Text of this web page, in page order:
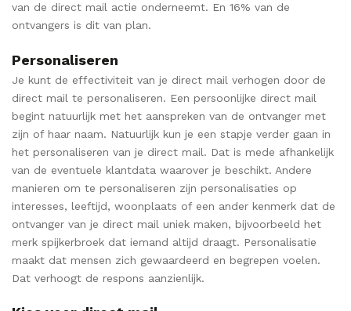
van de direct mail actie onderneemt. En 16% van de
ontvangers is dit van plan.
Personaliseren
Je kunt de effectiviteit van je direct mail verhogen door de
direct mail te personaliseren. Een persoonlijke direct mail
begint natuurlijk met het aanspreken van de ontvanger met
zijn of haar naam. Natuurlijk kun je een stapje verder gaan in
het personaliseren van je direct mail. Dat is mede afhankelijk
van de eventuele klantdata waarover je beschikt. Andere
manieren om te personaliseren zijn personalisaties op
interesses, leeftijd, woonplaats of een ander kenmerk dat de
ontvanger van je direct mail uniek maken, bijvoorbeeld het
merk spijkerbroek dat iemand altijd draagt. Personalisatie
maakt dat mensen zich gewaardeerd en begrepen voelen.
Dat verhoogt de respons aanzienlijk.